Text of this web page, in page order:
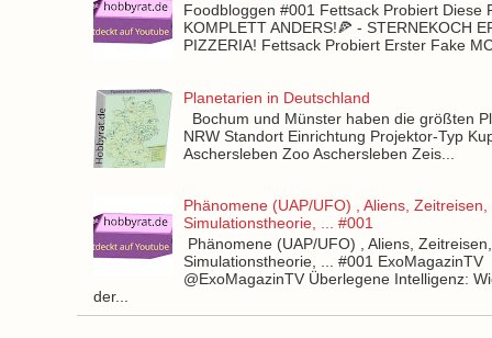
Foodbloggen #001 Fettsack Probiert Diese
KOMPLETT ANDERS!🍕 - STERNEKOCH
PIZZERIA! Fettsack Probiert Erster Fake
Planetarien in Deutschland
Bochum und Münster haben die größten
NRW Standort Einrichtung Projektor-Typ
Aschersleben Zoo Aschersleben Zeis...
Phänomene (UAP/UFO) , Aliens, Zeitreisen,
Simulationstheorie, ... #001
Phänomene (UAP/UFO) , Aliens, Zeitreisen,
Simulationstheorie, ... #001 ExoMagazinTV
@ExoMagazinTV Überlegene Intelligenz:
der...